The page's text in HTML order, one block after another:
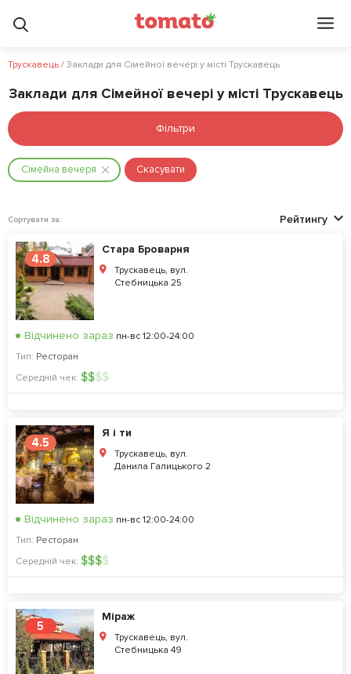
Трускавець / Заклади для Сімейної вечері у місті Трускавець
Заклади для Сімейної вечері у місті Трускавець
Фільтри
Сімейна вечеря Скасувати
Сортувати за: Рейтингу
4.8
Стара Броварня
Трускавець, вул.
Стебницька 25
Відчинено зараз пн-вс 12:00-24:00
Тип: Ресторан
Середній чек: $$$$
4.5
Я і ти
Трускавець, вул.
Данила Галицького 2
Відчинено зараз пн-вс 12:00-24:00
Тип: Ресторан
Середній чек: $$$$
5
Міраж
Трускавець, вул.
Стебницька 49